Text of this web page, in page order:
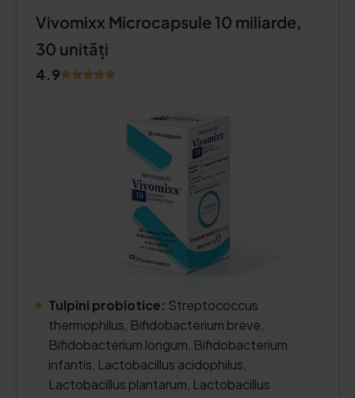
Vivomixx Microcapsule 10 miliarde,
30 unități
4.9
Tulpini probiotice: Streptococcus
thermophilus, Bifidobacterium breve,
Bifidobacterium longum, Bifidobacterium
infantis, Lactobacillus acidophilus,
Lactobacillus plantarum, Lactobacillus